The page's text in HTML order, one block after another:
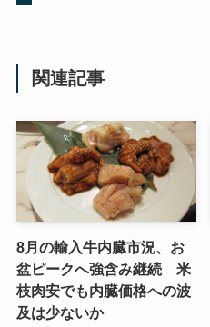
関連記事
8月の輸入牛内臓市況、お
盆ピークへ強含み継続 米
枝肉安でも内臓価格への波
及は少ないか